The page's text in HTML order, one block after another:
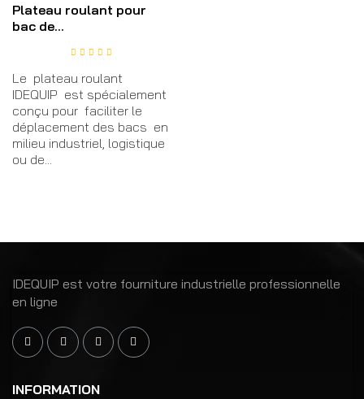
Plateau roulant pour
bac de...
Le plateau roulant
IDEQUIP est spécialement
conçu pour faciliter le
déplacement des bacs en
milieu industriel, logistique
ou de...
IDEQUIP est votre fourniture industrielle professionnelle
en ligne
INFORMATION